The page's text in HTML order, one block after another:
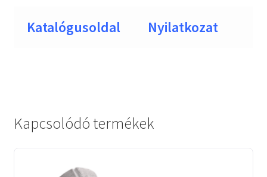
Katalógusoldal Nyilatkozat
Kapcsolódó termékek